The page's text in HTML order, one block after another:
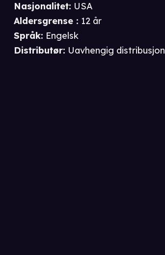
Nasjonalitet: USA
Aldersgrense : 12 år
Språk: Engelsk
Distributør: Uavhengig distribusjon